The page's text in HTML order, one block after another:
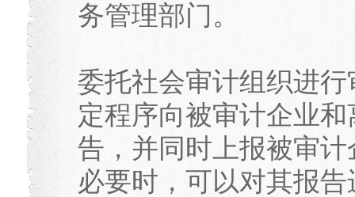
务管理部门。
委托社会审计组织进
定程序向被审计企业
告，并同时上报被审
必要时，可以对其报